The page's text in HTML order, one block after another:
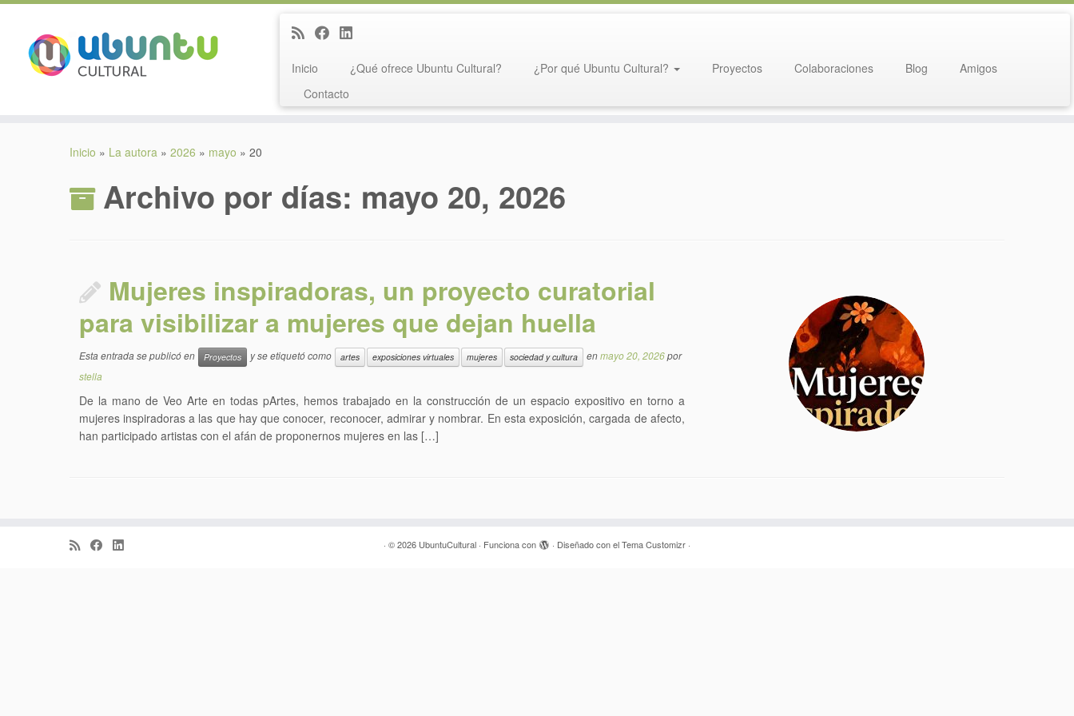
Inicio ¿Qué ofrece Ubuntu Cultural? ¿Por qué Ubuntu Cultural? Proyectos Colaboraciones Blog
Amigos
Contacto
Inicio » La autora » 2026 » mayo » 20
Archivo por días: mayo 20, 2026
Mujeres inspiradoras, un proyecto curatorial
para visibilizar a mujeres que dejan huella
Esta entrada se publicó en Proyectos y se etiquetó como artes exposiciones virtuales mujeres sociedad y cultura enmayo 20, 2026por
stella
De la mano de Veo Arte en todas pArtes, hemos trabajado en la construcción de un espacio expositivo en torno a
mujeres inspiradoras a las que hay que conocer, reconocer, admirar y nombrar. En esta exposición, cargada de afecto,
han participado artistas con el afán de proponernos mujeres en las […]
· © 2026 UbuntuCultural · Funciona con · Diseñado con elTema Customizr ·